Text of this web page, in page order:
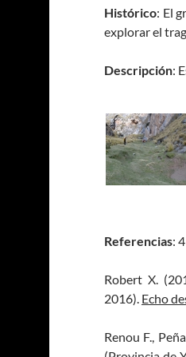
Histórico: El
explorar el
Descripción:
Referencias: 4
Robert X.
2016). Echo
Renou F.,